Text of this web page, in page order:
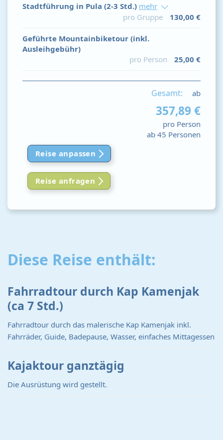
Stadtführung in Pula (2-3 Std.) mehr
pro Gruppe
130,00 €
Geführte Mountainbiketour (inkl.
Ausleihgebühr)
pro Person
25,00 €
Gesamt: ab
357,89 €
pro Person
ab 45 Personen
Reise anpassen
Reise anfragen
Diese Reise enthält:
Fahrradtour durch Kap Kamenjak
(ca 7 Std.)
Fahrradtour durch das malerische Kap Kamenjak inkl.
Fahrräder, Guide, Badepause, Wasser, einfaches Mittagessen
Kajaktour ganztägig
Die Ausrüstung wird gestellt.